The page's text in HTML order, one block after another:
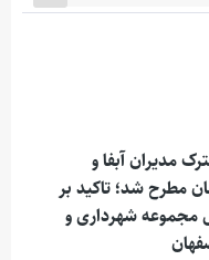
مدیران آبفا و
مطرح شد؛ تاکید بر
مجموعه شهرداری و